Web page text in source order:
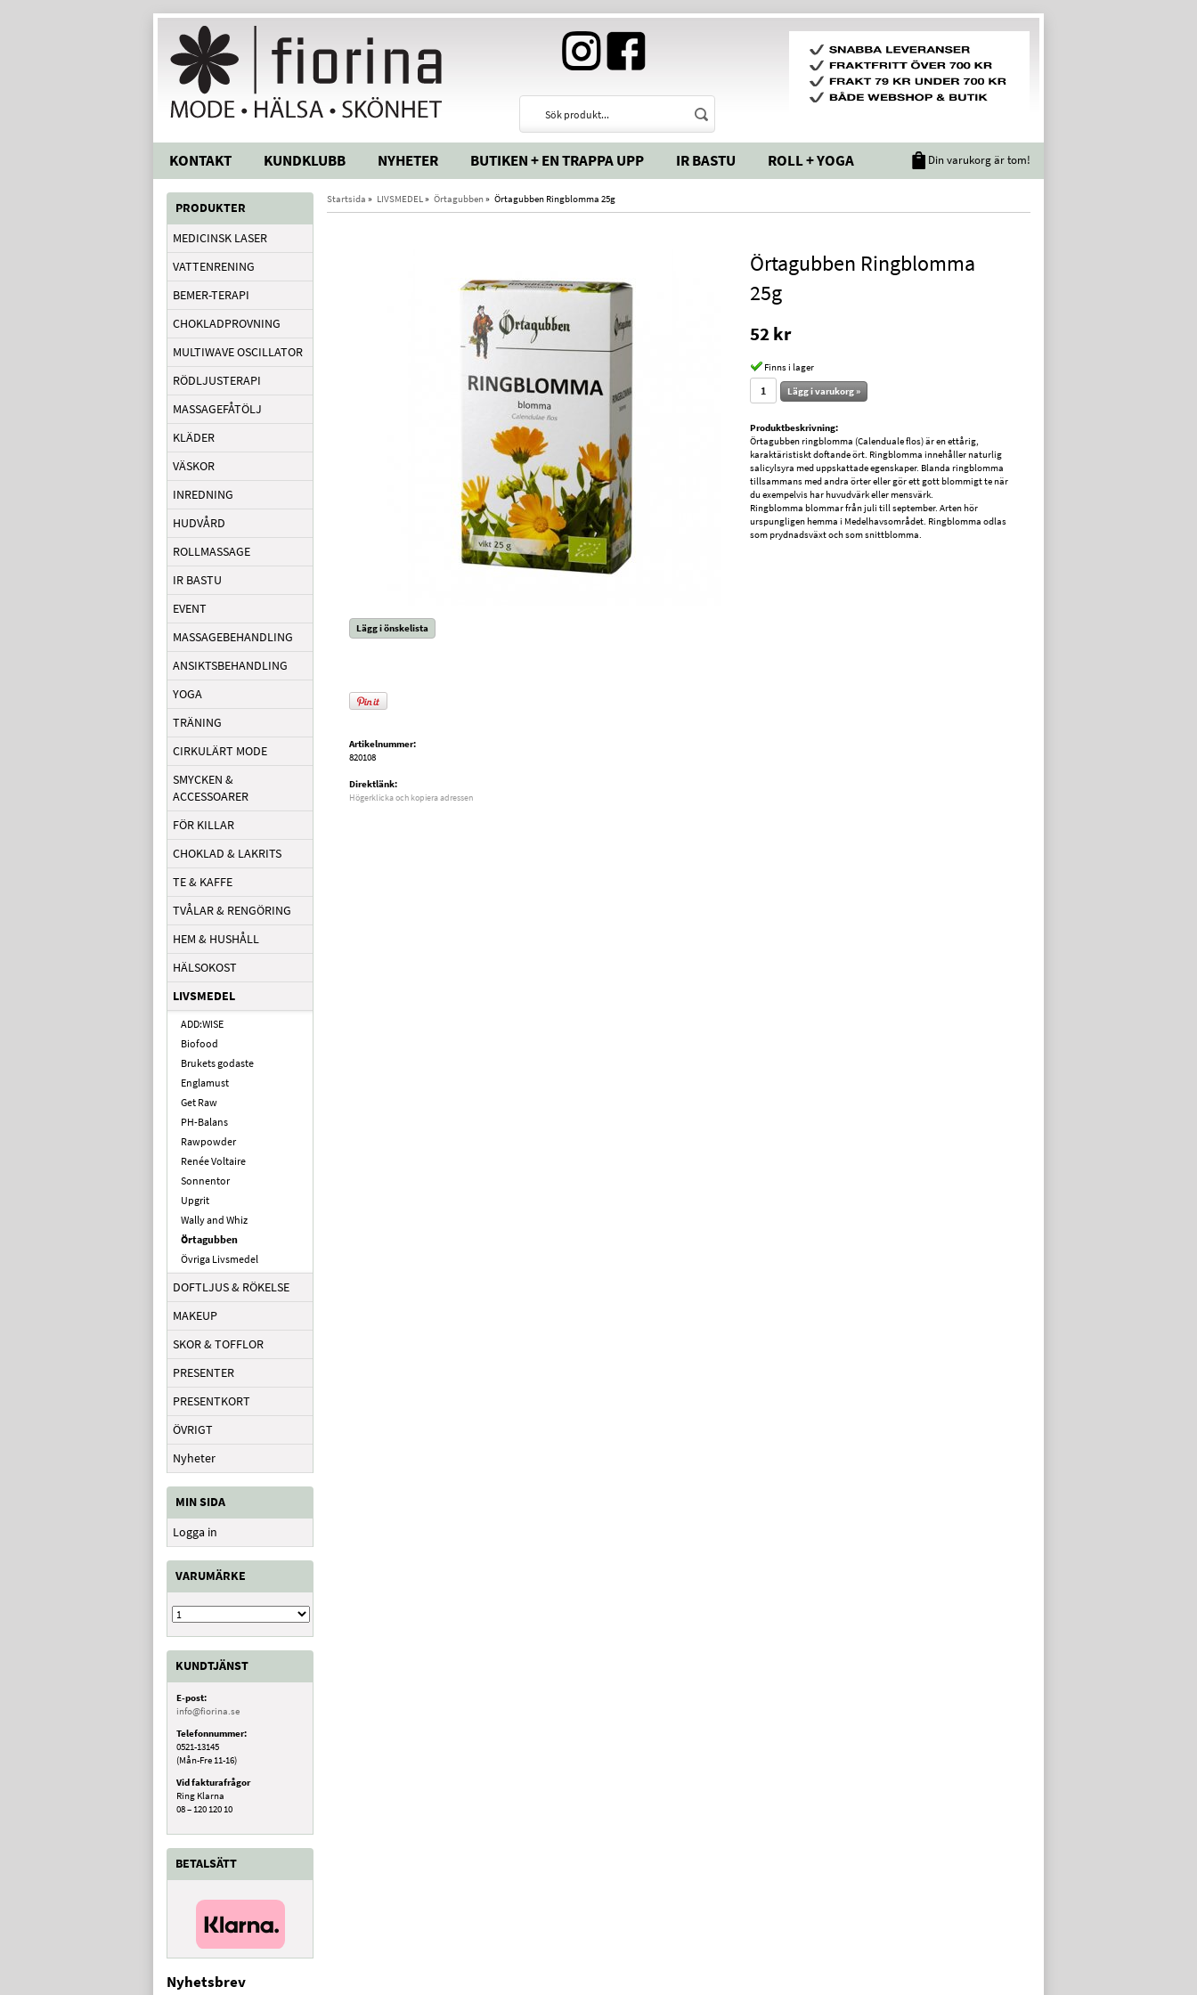
KONTAKT KUNDKLUBB NYHETER BUTIKEN + EN TRAPPA UPP IR BASTU ROLL + YOGA Din varukorg är tom!
PRODUKTER
MEDICINSK LASER
VATTENRENING
BEMER-TERAPI
CHOKLADPROVNING
MULTIWAVE OSCILLATOR
RÖDLJUSTERAPI
MASSAGEFÅTÖLJ
KLÄDER
VÄSKOR
INREDNING
HUDVÅRD
ROLLMASSAGE
IR BASTU
EVENT
MASSAGEBEHANDLING
ANSIKTSBEHANDLING
YOGA
TRÄNING
CIRKULÄRT MODE
SMYCKEN &
ACCESSOARER
FÖR KILLAR
CHOKLAD & LAKRITS
TE & KAFFE
TVÅLAR & RENGÖRING
HEM & HUSHÅLL
HÄLSOKOST
LIVSMEDEL
ADD:WISE
Biofood
Brukets godaste
Englamust
Get Raw
PH-Balans
Rawpowder
Renée Voltaire
Sonnentor
Upgrit
Wally and Whiz
Örtagubben
Övriga Livsmedel
DOFTLJUS & RÖKELSE
MAKEUP
SKOR & TOFFLOR
PRESENTER
PRESENTKORT
ÖVRIGT
Nyheter
MIN SIDA
Logga in
VARUMÄRKE
KUNDTJÄNST
E-post:
info@fiorina.se
Telefonnummer:
0521-13145
(Mån-Fre 11-16)
Vid fakturafrågor
Ring Klarna
08 – 120 120 10
BETALSÄTT
Nyhetsbrev
Startsida » LIVSMEDEL » Örtagubben» Örtagubben Ringblomma 25g
Lägg i önskelista
Artikelnummer:
820108
Direktlänk:
Högerklicka och kopiera adressen
Örtagubben Ringblomma
25g
52 kr
Finns i lager
Lägg i varukorg »
Produktbeskrivning:
Örtagubben ringblomma (Calenduale flos) är en ettårig,
karaktäristiskt doftande ört. Ringblomma innehåller naturlig
salicylsyra med uppskattade egenskaper. Blanda ringblomma
tillsammans med andra örter eller gör ett gott blommigt te när
du exempelvis har huvudvärk eller mensvärk.
Ringblomma blommar från juli till september. Arten hör
urspungligen hemma i Medelhavsområdet. Ringblomma odlas
som prydnadsväxt och som snittblomma.